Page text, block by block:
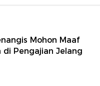
Mohon Maaf
di Pengajian Jelang